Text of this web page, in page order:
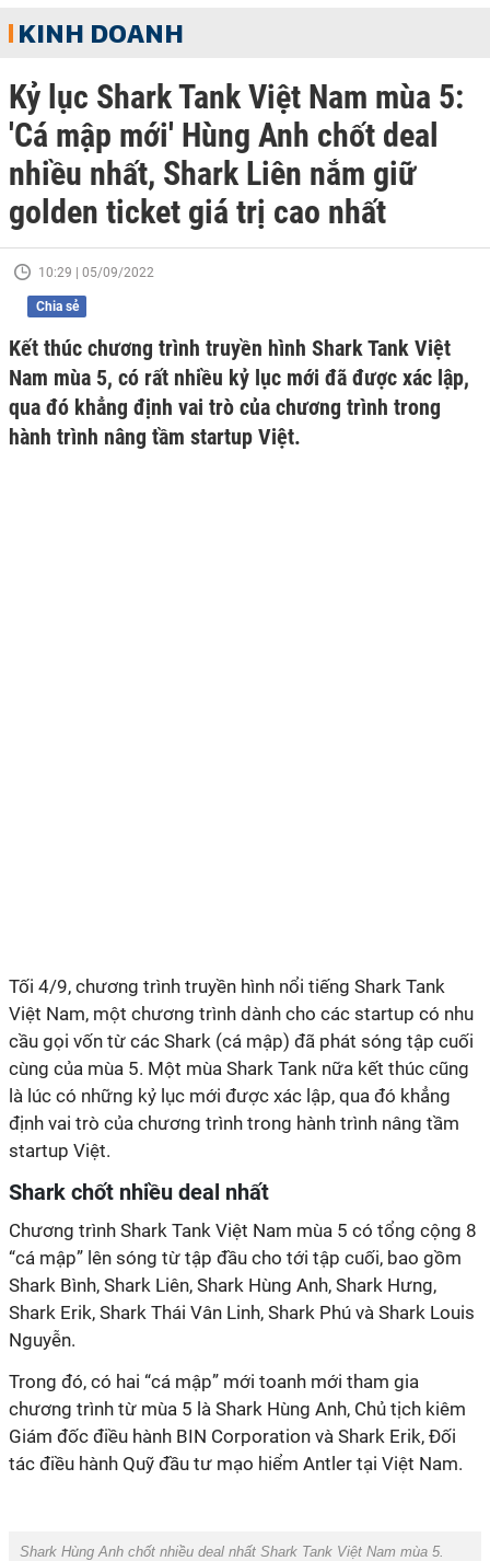
KINH DOANH
Kỷ lục Shark Tank Việt Nam mùa 5:
'Cá mập mới' Hùng Anh chốt deal
nhiều nhất, Shark Liên nắm giữ
golden ticket giá trị cao nhất
10:29 | 05/09/2022
Chia sẻ
Kết thúc chương trình truyền hình Shark Tank Việt
Nam mùa 5, có rất nhiều kỷ lục mới đã được xác lập,
qua đó khẳng định vai trò của chương trình trong
hành trình nâng tầm startup Việt.
Tối 4/9, chương trình truyền hình nổi tiếng Shark Tank
Việt Nam, một chương trình dành cho các startup có nhu
cầu gọi vốn từ các Shark (cá mập) đã phát sóng tập cuối
cùng của mùa 5. Một mùa Shark Tank nữa kết thúc cũng
là lúc có những kỷ lục mới được xác lập, qua đó khẳng
định vai trò của chương trình trong hành trình nâng tầm
startup Việt.
Shark chốt nhiều deal nhất
Chương trình Shark Tank Việt Nam mùa 5 có tổng cộng 8
“cá mập” lên sóng từ tập đầu cho tới tập cuối, bao gồm
Shark Bình, Shark Liên, Shark Hùng Anh, Shark Hưng,
Shark Erik, Shark Thái Vân Linh, Shark Phú và Shark Louis
Nguyễn.
Trong đó, có hai “cá mập” mới toanh mới tham gia
chương trình từ mùa 5 là Shark Hùng Anh, Chủ tịch kiêm
Giám đốc điều hành BIN Corporation và Shark Erik, Đối
tác điều hành Quỹ đầu tư mạo hiểm Antler tại Việt Nam.
Shark Hùng Anh chốt nhiều deal nhất Shark Tank Việt Nam mùa 5.